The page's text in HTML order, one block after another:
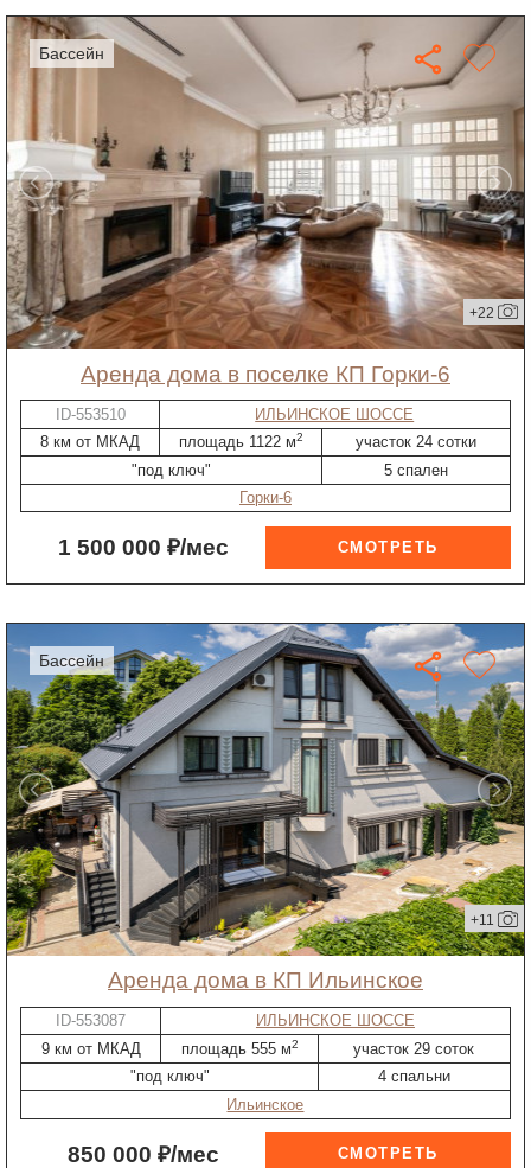
бассейн
+22
Аренда дома в поселке КП Горки-6
ID-553510
ИЛЬИНСКОЕ ШОССЕ
8 км от МКАД
площадь 1122 м2
участок 24 сотки
"под ключ"
5 спален
Горки-6
1 500 000 ₽/мес
бассейн
+11
Аренда дома в КП Ильинское
ID-553087
ИЛЬИНСКОЕ ШОССЕ
9 км от МКАД
площадь 555 м2
участок 29 соток
"под ключ"
4 спальни
Ильинское
850 000 ₽/мес